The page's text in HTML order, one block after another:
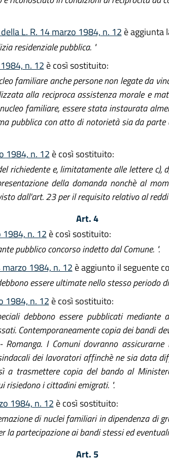
L. R. 14 marzo 1984, n. 12 è aggiunta
residenziale pubblica. "
n. 12 è così sostituito:
familiare anche persone non legate da
alla reciproca assistenza morale e
familiare, essere stata instaurata
pubblica con atto di notorietà sia da
1984, n. 12 è così sostituito:
richiedente e, limitatamente alle lettere c),
della domanda nonchè al
dall'art. 23 per il requisito relativo al
Art. 4
1984, n. 12 è così sostituito:
pubblico concorso indetto dal Comune. ".
1984, n. 12 è aggiunto il seguente
essere ultimate nello stesso periodo
1984, n. 12 è così sostituito:
debbono essere pubblicati
Contemporaneamente copia dei bandi
I Comuni dovranno
dei lavoratori affinchè ne sia data
a trasmettere copia del bando al
risiedono i cittadini emigrati. ".
1984, n. 12 è così sostituito:
di nuclei familiari in dipendenza di
partecipazione ai bandi stessi ed
Art. 5